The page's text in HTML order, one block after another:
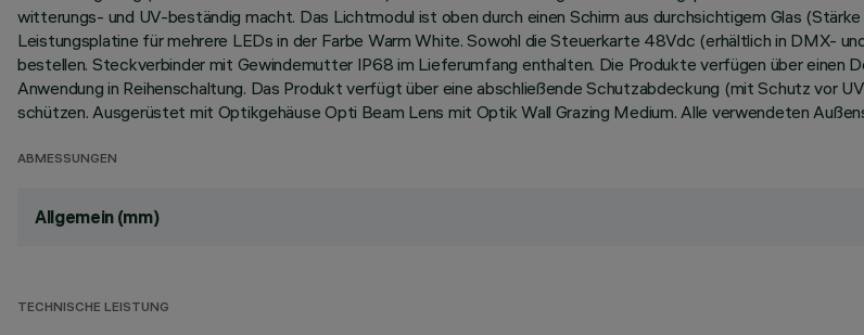
witterungs- und UV-beständig macht. Das Lichtmodul ist oben durch einen Schirm aus durchsichtigem Glas
Leistungsplatine für mehrere LEDs in der Farbe Warm White. Sowohl die Steuerkarte 48Vdc (erhältlich in DMX-
bestellen. Steckverbinder mit Gewindemutter IP68 im Lieferumfang enthalten. Die Produkte verfügen über einen
Anwendung in Reihenschaltung. Das Produkt verfügt über eine abschließende Schutzabdeckung (mit Schutz vor
schützen. Ausgerüstet mit Optikgehäuse Opti Beam Lens mit Optik Wall Grazing Medium. Alle verwendeten
ABMESSUNGEN
Allgemein (mm)
TECHNISCHE LEISTUNG